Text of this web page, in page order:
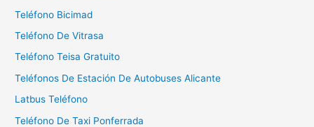
Teléfono Bicimad
Teléfono De Vitrasa
Teléfono Teisa Gratuito
Teléfonos De Estación De Autobuses Alicante
Latbus Teléfono
Teléfono De Taxi Ponferrada